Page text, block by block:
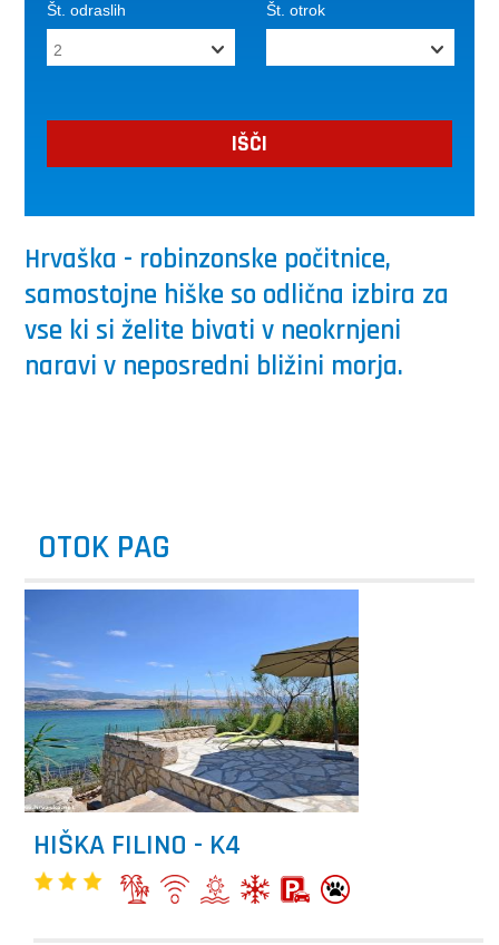
Št. odraslih Št. otrok
Hrvaška - robinzonske počitnice,
samostojne hiške so odlična izbira za
vse ki si želite bivati v neokrnjeni
naravi v neposredni bližini morja.
OTOK PAG
HIŠKA FILINO - K4